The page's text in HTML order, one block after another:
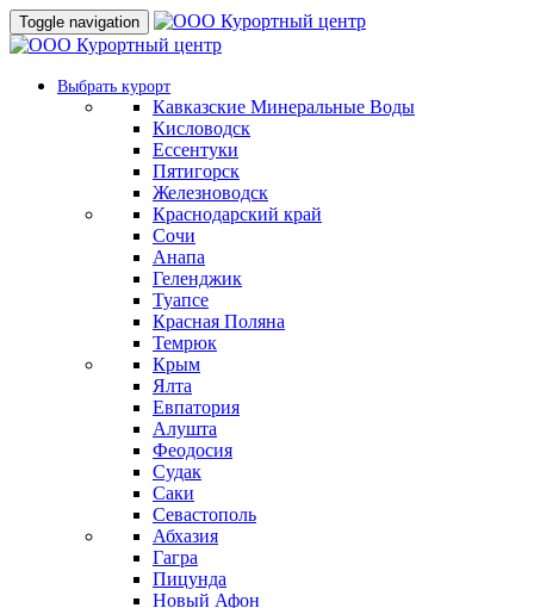
Toggle navigation
Выбрать курорт
Кавказские Минеральные Воды
Кисловодск
Ессентуки
Пятигорск
Железноводск
Краснодарский край
Сочи
Анапа
Геленджик
Туапсе
Красная Поляна
Темрюк
Крым
Ялта
Евпатория
Алушта
Феодосия
Судак
Саки
Севастополь
Абхазия
Гагра
Пицунда
Новый Афон